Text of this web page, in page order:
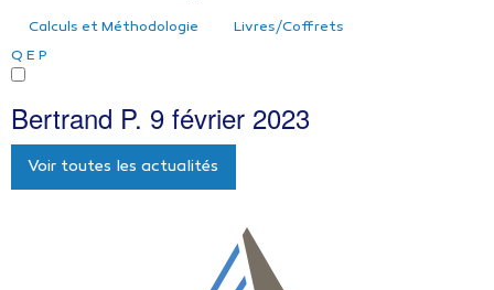
Calculs et Méthodologie
Livres/Coffrets
Q E P
Bertrand P. 9 février 2023
Voir toutes les actualités